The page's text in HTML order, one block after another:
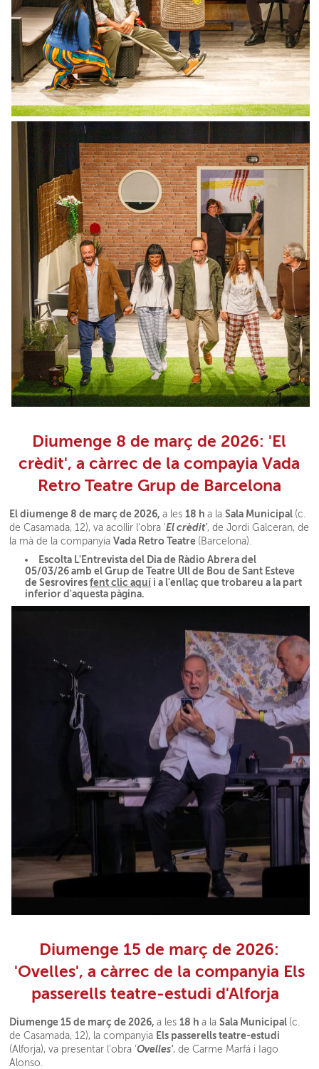
Diumenge 8 de març de 2026: 'El
crèdit', a càrrec de la compayia Vada
Retro Teatre Grup de Barcelona
El diumenge 8 de març de 2026,a les18 ha laSala Municipal (c.
de Casamada, 12), va acollir l'obra 'El crèdit', de Jordi Galceran, de
la mà de la companyiaVada Retro Teatre (Barcelona).
Escolta L'Entrevista del Dia de Ràdio Abrera del
05/03/26 amb el Grup de Teatre Ull de Bou de Sant Esteve
de Sesroviresfent clic aquí i a l'enllaç que trobareu a la part
inferior d'aquesta pàgina.
Diumenge 15 de març de 2026:
'Ovelles', a càrrec de la companyia Els
passerells teatre-estudi d'Alforja
Diumenge 15 de març de 2026,a les18 ha laSala Municipal (c.
de Casamada, 12), la companyia Els passerells teatre-estudi
(Alforja), va presentar l'obra 'Ovelles', de Carme Marfá i Iago
Alonso.